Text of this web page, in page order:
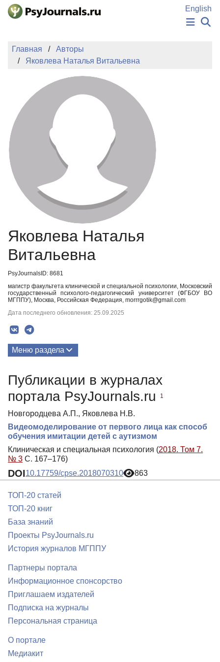
Перейти к основному содержанию
English
ИЗДАНИЯ
ПОДАТЬ РУКОПИСЬ
БАЗА ЗНАНИЙ
КЛЮЧЕВЫЕ СЛОВА
Регистрация
Главная
Авторы
Яковлева Наталья Витальевна
Яковлева Наталья
Витальевна
PsyJournalsID: 8681
магистр факультета клинической и специальной психологии, Московский
государственный психолого-педагогический университет (ФГБОУ ВО
МГППУ), Москва, Российская Федерация, morrrgotik@gmail.com
Дата последнего обновления: 25.09.2025
Меню раздела
Публикации в журналах
портала PsyJournals.ru
1
Новгородцева А.П., Яковлева Н.В.
Видеомоделирование от первого лица как способ
обучения имитации детей с аутизмом
Клиническая и специальная психология (2018. Том 7.
№ 3 С. 167–176)
DOI10.17759/cpse.2018070310 863
ТОП-20 статей
ТОП-20 книг
База знаний
Проекты PsyJournals.ru
История журналов МГППУ
Партнеры портала
Информационное спонсорство
Приглашаем издателей
Подписка на журналы
Персональная страница
О портале
Медиакит